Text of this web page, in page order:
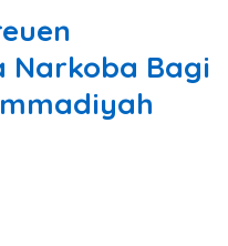
Narkoba Bagi